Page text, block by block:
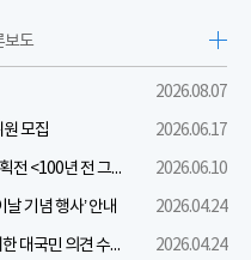
2026.08.07
모집
2026.06.17
[전시] 6.10만세운동 100주년 기념 특별기획전 <100년 전 그날을 보다: 6.10만세운동>
2026.06.10
기념 행사’ 안내
2026.04.24
[전시] 제7관 내 주제전시실 명칭 선정을 위한 대국민 의견 수렴 실시
2026.04.24
보도